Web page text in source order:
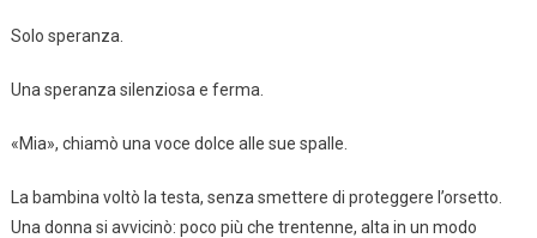
Solo speranza.
Una speranza silenziosa e ferma.
«Mia», chiamò una voce dolce alle sue spalle.
La bambina voltò la testa, senza smettere di proteggere l’orsetto.
Una donna si avvicinò: poco più che trentenne, alta in un modo